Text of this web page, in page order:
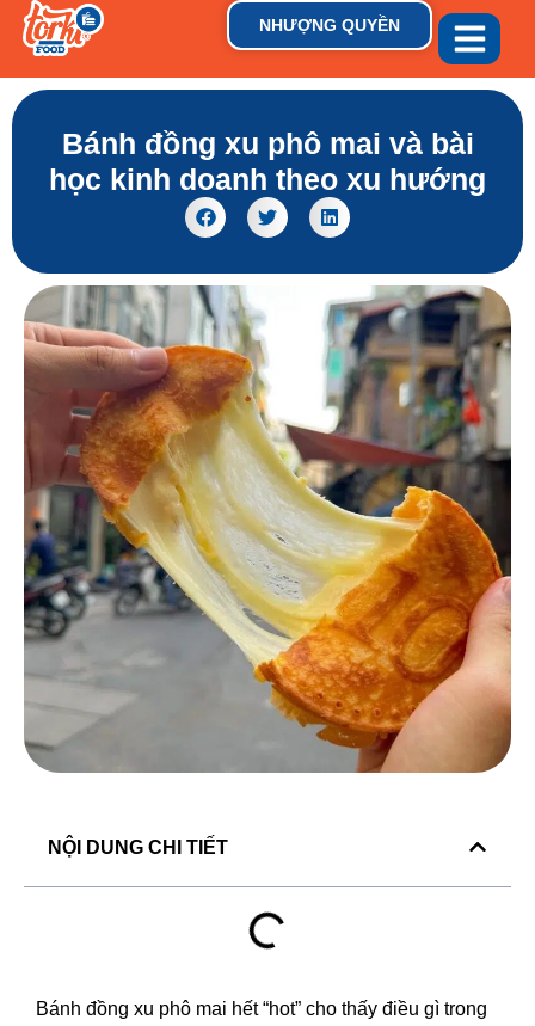
NHƯỢNG QUYỀN
Bánh đồng xu phô mai và bài
học kinh doanh theo xu hướng
NỘI DUNG CHI TIẾT
Bánh đồng xu phô mai hết “hot” cho thấy điều gì trong